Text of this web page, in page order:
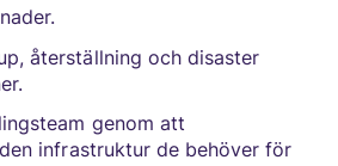
återställning och disaster
genom att
infrastruktur de behöver för